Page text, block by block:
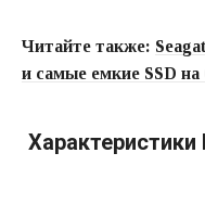
Читайте также:
и самые емкие SSD на